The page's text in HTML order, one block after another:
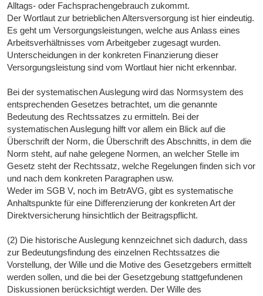
Alltags- oder Fachsprachengebrauch zukommt.
Der Wortlaut zur betrieblichen Altersversorgung ist hier eindeutig.
Es geht um Versorgungsleistungen, welche aus Anlass eines
Arbeitsverhältnisses vom Arbeitgeber zugesagt wurden.
Unterscheidungen in der konkreten Finanzierung dieser
Versorgungsleistung sind vom Wortlaut hier nicht erkennbar.
Bei der systematischen Auslegung wird das Normsystem des
entsprechenden Gesetzes betrachtet, um die genannte
Bedeutung des Rechtssatzes zu ermitteln. Bei der
systematischen Auslegung hilft vor allem ein Blick auf die
Überschrift der Norm, die Überschrift des Abschnitts, in dem die
Norm steht, auf nahe gelegene Normen, an welcher Stelle im
Gesetz steht der Rechtssatz, welche Regelungen finden sich vor
und nach dem konkreten Paragraphen usw.
Weder im SGB V, noch im BetrAVG, gibt es systematische
Anhaltspunkte für eine Differenzierung der konkreten Art der
Direktversicherung hinsichtlich der Beitragspflicht.
(2) Die historische Auslegung kennzeichnet sich dadurch, dass
zur Bedeutungsfindung des einzelnen Rechtssatzes die
Vorstellung, der Wille und die Motive des Gesetzgebers ermittelt
werden sollen, und die bei der Gesetzgebung stattgefundenen
Diskussionen berücksichtigt werden. Der Wille des